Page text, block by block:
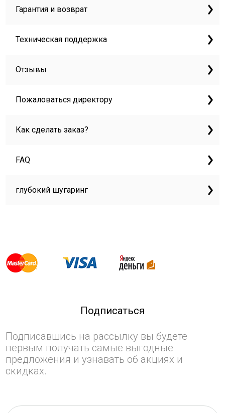
Гарантия и возврат
Техническая поддержка
Отзывы
Пожаловаться директору
Как сделать заказ?
FAQ
глубокий шугаринг
Подписаться
Подписавшись на рассылку вы будете
первым получать самые выгодные
предложения и узнавать об акциях и
скидках.